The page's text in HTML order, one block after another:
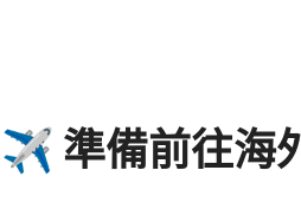
✈️ 準備前往海